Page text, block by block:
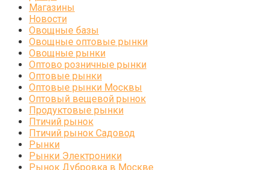
Магазины
Новости
Овощные базы
Овощные оптовые рынки
Овощные рынки
Оптово розничные рынки
Оптовые рынки
Оптовые рынки Москвы
Оптовый вещевой рынок
Продуктовые рынки
Птичий рынок
Птичий рынок Садовод
Рынки
Рынки Электроники
Рынок Дубровка в Москве